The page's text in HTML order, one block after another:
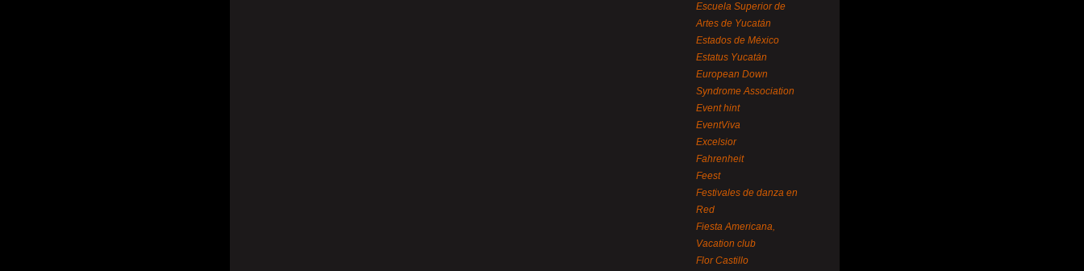
Escuela Superior de
Artes de Yucatán
Estados de México
Estatus Yucatán
European Down
Syndrome Association
Event hint
EventViva
Excelsior
Fahrenheit
Feest
Festivales de danza en
Red
Fiesta Americana,
Vacation club
Flor Castillo